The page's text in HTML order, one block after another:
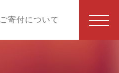
ご寄付について